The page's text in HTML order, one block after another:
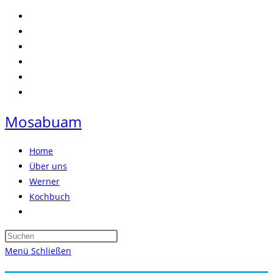
Zum
Inhalt
springen
Mosabuam
Home
Über uns
Werner
Kochbuch
umschalten
Press
Menü Schließen